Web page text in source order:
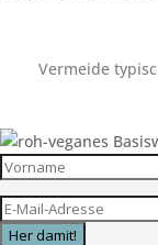
Vermeide
Her damit!